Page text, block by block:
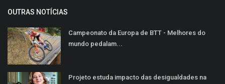
OUTRAS NOTÍCIAS
Campeonato da Europa de BTT - Melhores do
mundo pedalam...
Projeto estuda impacto das desigualdades na